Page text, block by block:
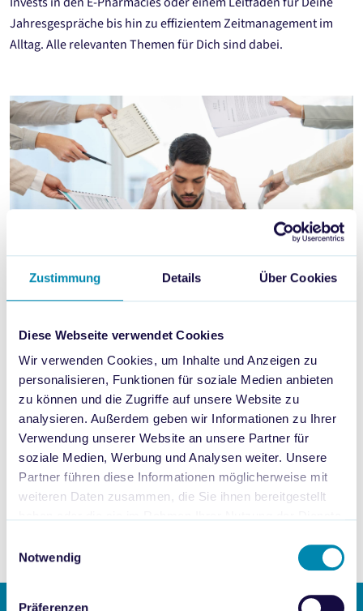
Zustimmung Details Über Cookies
Diese Webseite verwendet Cookies
Wir verwenden Cookies, um Inhalte und Anzeigen zu
personalisieren, Funktionen für soziale Medien anbieten
zu können und die Zugriffe auf unsere Website zu
analysieren. Außerdem geben wir Informationen zu Ihrer
Verwendung unserer Website an unsere Partner für
soziale Medien, Werbung und Analysen weiter. Unsere
Partner führen diese Informationen möglicherweise mit
weiteren Daten zusammen, die Sie ihnen bereitgestellt
Notwendig
Präferenzen
Jahresgespräche bis hin zu effizientem Zeitmanagement im
Alltag. Alle relevanten Themen für Dich sind dabei.
Immer gegen die Uhr? Entdecke, wie Du
mit effektivem Zeitmanagement im
Pharma-E-Commerce durchstartest!
In diesem Monat haben wir das allgegenwärtige Thema
Zeitmanagementanalysiert. Entdecke unsere Lösungen
für die größten Zeitfresser und erfahre, wie Du Deine Zeit
effektiver nutzen kannst.
PSP Zeitmanagement jetzt herunterladen!